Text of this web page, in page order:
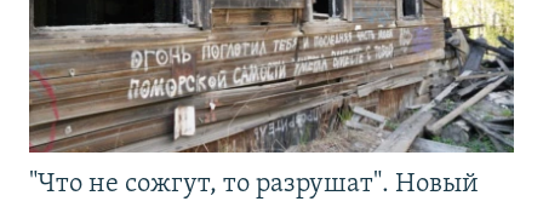
"Что не сожгут, то разрушат". Новый